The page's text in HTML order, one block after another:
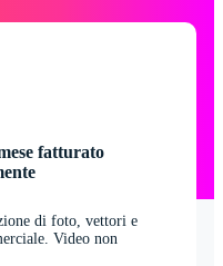
fatturato
di foto, vettori e
Video non